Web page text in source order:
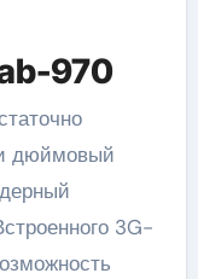
970
дюймовый
3G-